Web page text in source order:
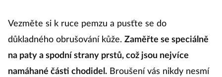
Vezměte si k ruce pemzu a pusťte se do
důkladného obrušování kůže. Zaměřte se speciálně
na paty a spodní strany prstů, což jsou nejvíce
namáhané části chodidel. Broušení vás nikdy nesmí